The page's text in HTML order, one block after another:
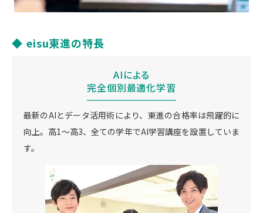
◆ eisu東進の特長
AIによる
完全個別最適化学習
最新のAIとデータ活用術により、東進の合格率は飛躍的に
向上。高1〜高3、全ての学年でAI学習講座を設置していま
す。